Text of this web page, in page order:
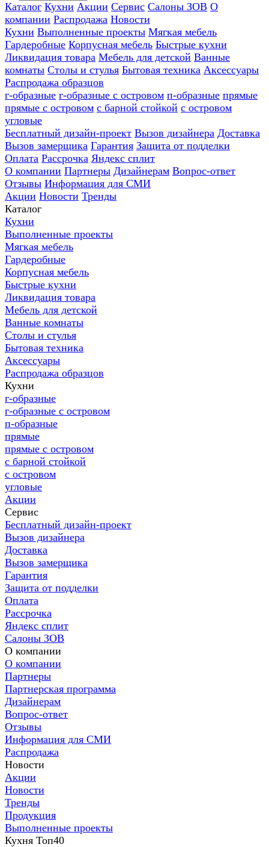
Каталог Кухни Акции Сервис Салоны ЗОВ О
компании Распродажа Новости
Кухни Выполненные проекты Мягкая мебель
Гардеробные Корпусная мебель Быстрые кухни
Ликвидация товара Мебель для детской Ванные
комнаты Столы и стулья Бытовая техника Аксессуары
Распродажа образцов
г-образные г-образные с островом п-образные прямые
прямые с островом с барной стойкой с островом
угловые
Бесплатный дизайн-проект Вызов дизайнера Доставка
Вызов замерщика Гарантия Защита от подделки
Оплата Рассрочка Яндекс сплит
О компании Партнеры Дизайнерам Вопрос-ответ
Отзывы Информация для СМИ
Акции Новости Тренды
Каталог
Кухни
Выполненные проекты
Мягкая мебель
Гардеробные
Корпусная мебель
Быстрые кухни
Ликвидация товара
Мебель для детской
Ванные комнаты
Столы и стулья
Бытовая техника
Аксессуары
Распродажа образцов
Кухни
г-образные
г-образные с островом
п-образные
прямые
прямые с островом
с барной стойкой
с островом
угловые
Акции
Сервис
Бесплатный дизайн-проект
Вызов дизайнера
Доставка
Вызов замерщика
Гарантия
Защита от подделки
Оплата
Рассрочка
Яндекс сплит
Салоны ЗОВ
О компании
О компании
Партнеры
Партнерская программа
Дизайнерам
Вопрос-ответ
Отзывы
Информация для СМИ
Распродажа
Новости
Акции
Новости
Тренды
Продукция
Выполненные проекты
Кухня Топ40